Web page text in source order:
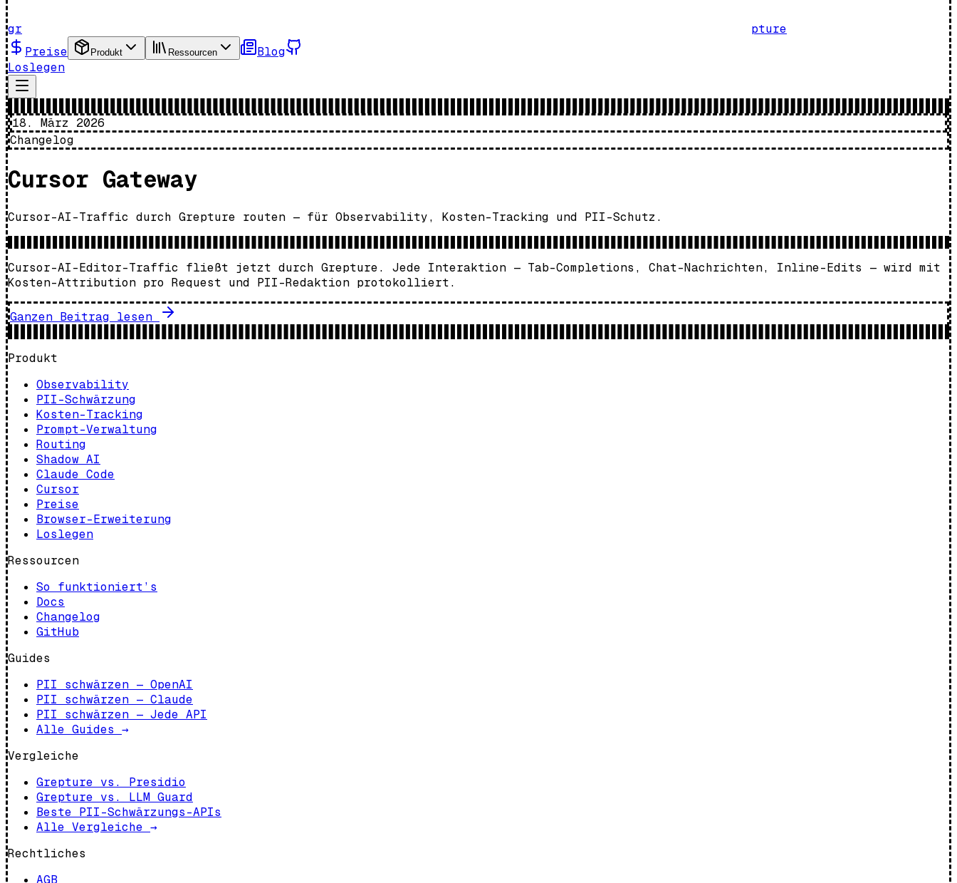
gr
pture
Preise
Produkt Ressourcen
Blog
Loslegen
18. März 2026
Changelog
Cursor Gateway
Cursor-AI-Traffic durch Grepture routen — für Observability, Kosten-Tracking und PII-Schutz.
Cursor-AI-Editor-Traffic fließt jetzt durch Grepture. Jede Interaktion — Tab-Completions, Chat-Nachrichten, Inline-Edits — wird mit
Kosten-Attribution pro Request und PII-Redaktion protokolliert.
Ganzen Beitrag lesen
Produkt
Observability
PII-Schwärzung
Kosten-Tracking
Prompt-Verwaltung
Routing
Shadow AI
Claude Code
Cursor
Preise
Browser-Erweiterung
Loslegen
Ressourcen
So funktioniert’s
Docs
Changelog
GitHub
Guides
PII schwärzen — OpenAI
PII schwärzen — Claude
PII schwärzen — Jede API
Alle Guides →
Vergleiche
Grepture vs. Presidio
Grepture vs. LLM Guard
Beste PII-Schwärzungs-APIs
Alle Vergleiche →
Rechtliches
AGB